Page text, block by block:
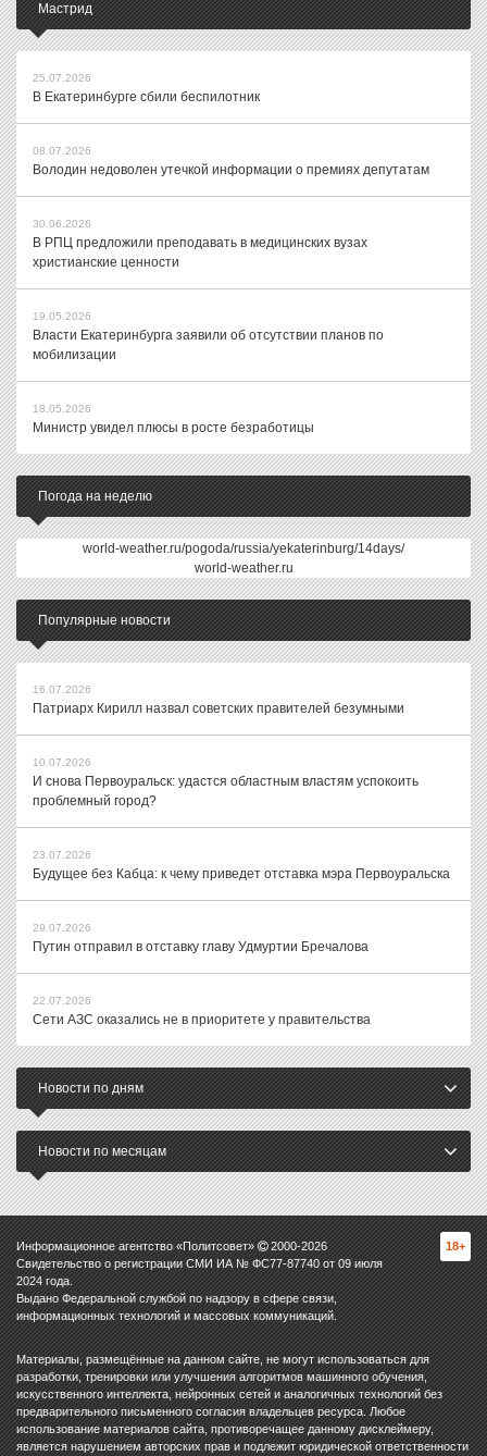
Мастрид
25.07.2026
В Екатеринбурге сбили беспилотник
08.07.2026
Володин недоволен утечкой информации о премиях депутатам
30.06.2026
В РПЦ предложили преподавать в медицинских вузах
христианские ценности
19.05.2026
Власти Екатеринбурга заявили об отсутствии планов по
мобилизации
18.05.2026
Министр увидел плюсы в росте безработицы
Погода на неделю
world-weather.ru/pogoda/russia/yekaterinburg/14days/
world-weather.ru
Популярные новости
16.07.2026
Патриарх Кирилл назвал советских правителей безумными
10.07.2026
И снова Первоуральск: удастся областным властям успокоить
проблемный город?
23.07.2026
Будущее без Кабца: к чему приведет отставка мэра Первоуральска
29.07.2026
Путин отправил в отставку главу Удмуртии Бречалова
22.07.2026
Сети АЗС оказались не в приоритете у правительства
Новости по дням
Новости по месяцам
Информационное агентство «Политсовет» 2000-2026
Свидетельство о регистрации СМИ ИА № ФС77-87740 от 09 июля
2024 года.
Выдано Федеральной службой по надзору в сфере связи,
информационных технологий и массовых коммуникаций.
18+
Материалы, размещённые на данном сайте, не могут использоваться для
разработки, тренировки или улучшения алгоритмов машинного обучения,
искусственного интеллекта, нейронных сетей и аналогичных технологий без
предварительного письменного согласия владельцев ресурса. Любое
использование материалов сайта, противоречащее данному дисклеймеру,
является нарушением авторских прав и подлежит юридической ответственности